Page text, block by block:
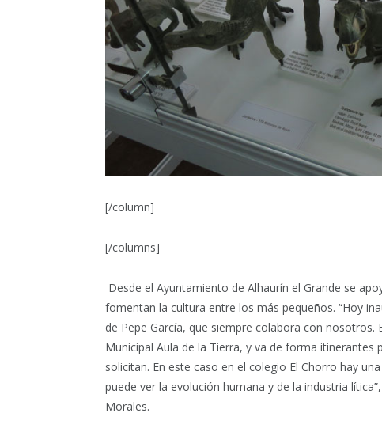
[/column]
[/columns]
Desde el Ayuntamiento de Alhaurín el Grande se
fomentan la cultura entre los más pequeños. “Hoy
de Pepe García, que siempre colabora con
Municipal Aula de la Tierra, y va de forma
solicitan. En este caso en el colegio El Chorro hay
puede ver la evolución humana y de la industria
Morales.